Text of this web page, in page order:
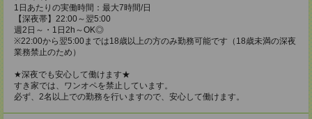
1日あたりの実働時間：最大7時間/日
【深夜帯】22:00～翌5:00
週2日～・1日2h～OK◎
※22:00から翌5:00までは18歳以上の方のみ勤務可能です（18歳未満の深夜
業務禁止のため）
★深夜でも安心して働けます★
すき家では、ワンオペを禁止しています。
必ず、2名以上での勤務を行いますので、安心して働けます。